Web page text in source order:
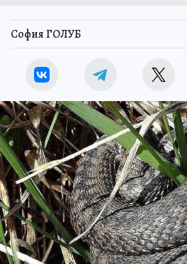
София ГОЛУБ